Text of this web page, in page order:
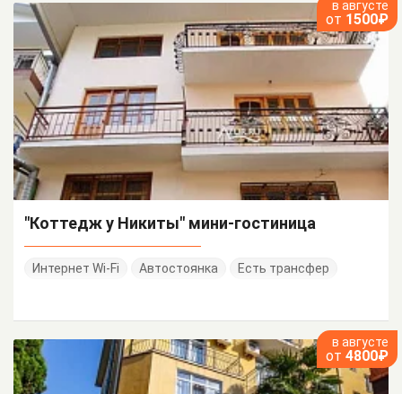
в августе
от 1500₽
"Коттедж у Никиты" мини-гостиница
Интернет Wi-Fi Автостоянка Есть трансфер
в августе
от 4800₽